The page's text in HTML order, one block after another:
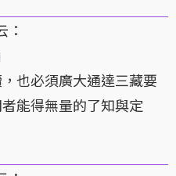
」
也必須廣大通達三藏要
能得無量的了知與定